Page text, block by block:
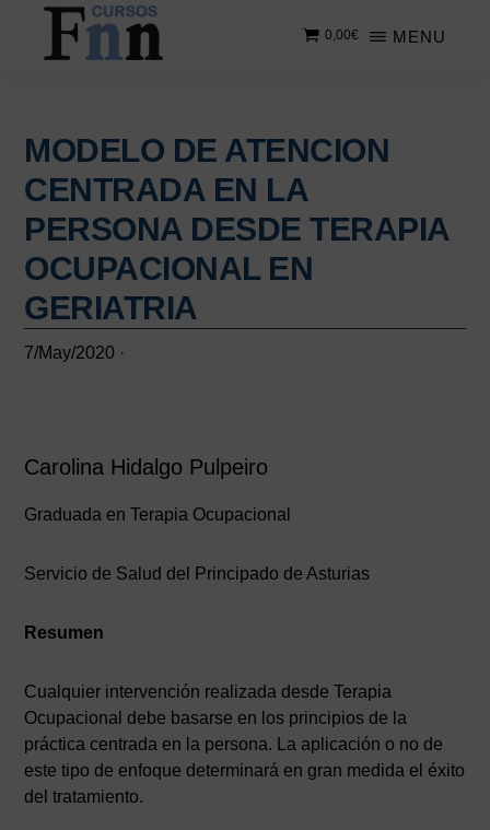
Saltar
contenido
Saltar
principal
online
MENU
0,00€
MODELO DE ATENCION
CENTRADA EN LA
PERSONA DESDE TERAPIA
OCUPACIONAL EN
GERIATRIA
7/May/2020 ·
Carolina Hidalgo Pulpeiro
Graduada en Terapia Ocupacional
Servicio de Salud del Principado de Asturias
Resumen
Cualquier intervención realizada desde Terapia
Ocupacional debe basarse en los principios de la
práctica centrada en la persona. La aplicación o no de
este tipo de enfoque determinará en gran medida el éxito
del tratamiento.